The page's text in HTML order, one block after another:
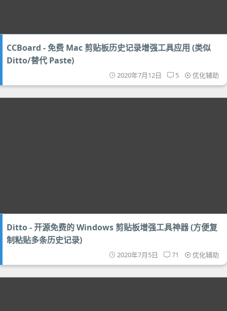
CCBoard - 免费 Mac 剪贴板历史记录增强工具应用 (类似
Ditto/替代 Paste)
2020年7月12日 5 优化辅助
Ditto - 开源免费的 Windows 剪贴板增强工具神器 (方便复
制粘贴多条历史记录)
2020年7月5日 71 优化辅助